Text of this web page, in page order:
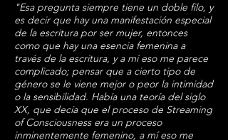
"Esa pregunta siempre tiene un doble filo, y
es decir que hay una manifestación especial
de la escritura por ser mujer, entonces
como que hay una esencia femenina a
través de la escritura, y a mí eso me parece
complicado; pensar que a cierto tipo de
género se le viene mejor o peor la intimidad
o la sensibilidad. Había una teoría del siglo
XX, que decía que el proceso de Streaming
of Consciousness era un proceso
inminentemente femenino, a mí eso me